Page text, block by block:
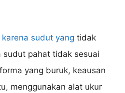
sudut yang tidak
pahat tidak sesuai
yang buruk, keausan
menggunakan alat ukur